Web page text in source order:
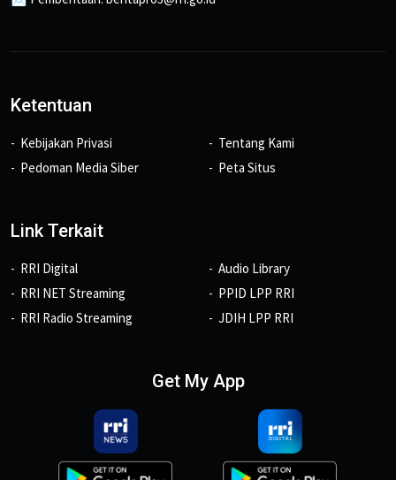
Ketentuan
Kebijakan Privasi
Pedoman Media Siber
Tentang Kami
Peta Situs
Link Terkait
RRI Digital
RRI NET Streaming
RRI Radio Streaming
Audio Library
PPID LPP RRI
JDIH LPP RRI
Get My App